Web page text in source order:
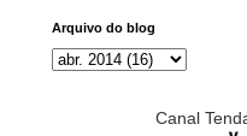
Arquivo do blog
Canal